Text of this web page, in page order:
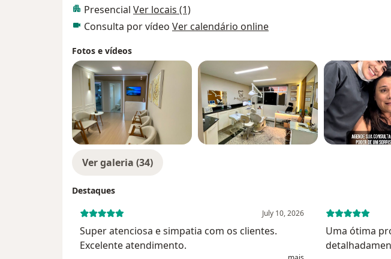
Presencial Ver locais (1)
Consulta por vídeo Ver calendário online
Fotos e vídeos
Ver galeria (34)
Destaques
July 10, 2026
Super atenciosa e simpatia com os clientes.
Excelente atendimento.
Uma ótima